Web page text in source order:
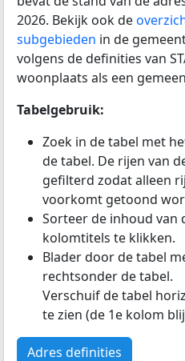
2026. Bekijk ook de
subgebieden in de
volgens de definities van
woonplaats als een
Tabelgebruik:
Zoek in de tabel met
de tabel. De rijen van
gefilterd zodat alleen
voorkomt getoond
Sorteer de inhoud van
kolomtitels te klikken.
Blader door de tabel
rechtsonder de tabel.
Verschuif de tabel
te zien (de 1e kolom
Adres definities